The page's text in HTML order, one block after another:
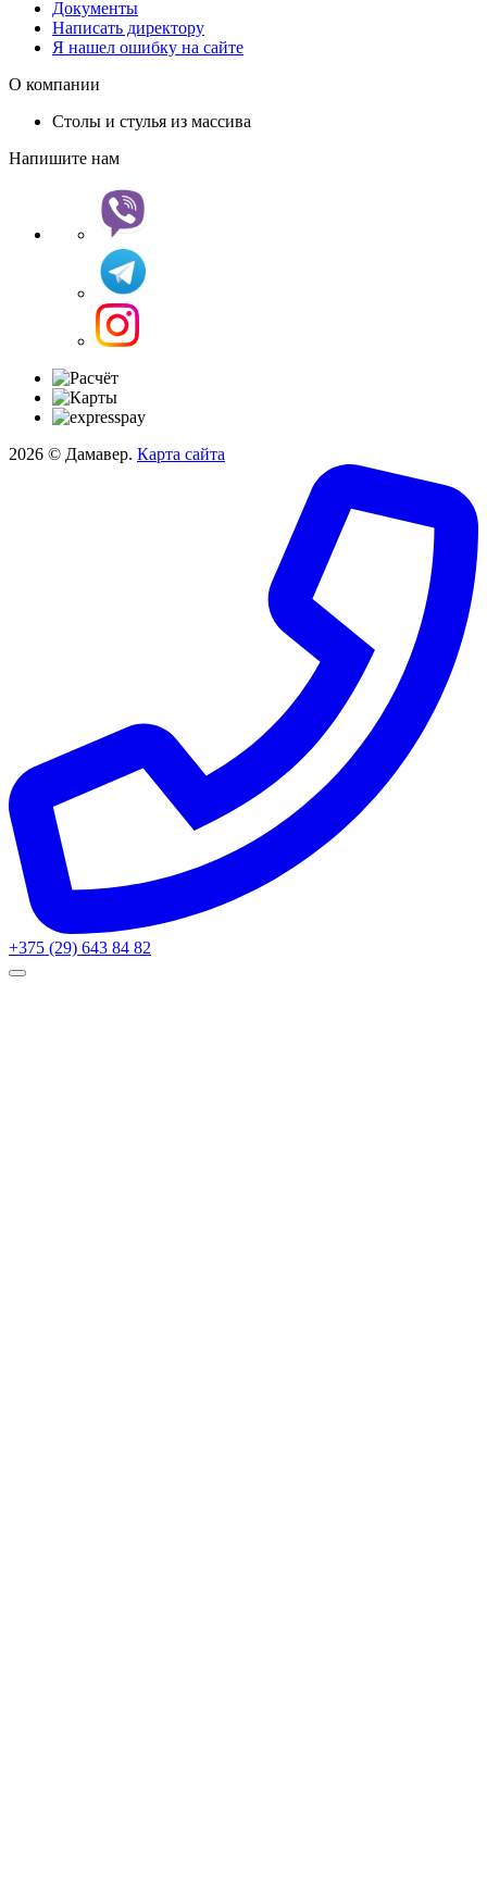
Документы
Написать директору
Я нашел ошибку на сайте
О компании
Столы и стулья из массива
Напишите нам
2026 © Дамавер. Карта сайта
+375 (29) 643 84 82